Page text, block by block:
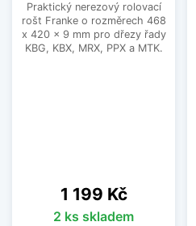
Praktický nerezový rolovací
rošt Franke o rozměrech 468
x 420 x 9 mm pro dřezy řady
KBG, KBX, MRX, PPX a MTK.
Cena
1 199 Kč
2 ks skladem